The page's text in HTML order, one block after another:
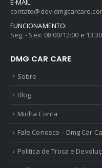
E-MAIL:
FUNCIONAMENTO:
Seg. - Sex: 08:00/12:00 e
DMG CAR CARE
Sobre
Blog
Minha Conta
Fale Conosco – Dmg Car
Politica de Troca e